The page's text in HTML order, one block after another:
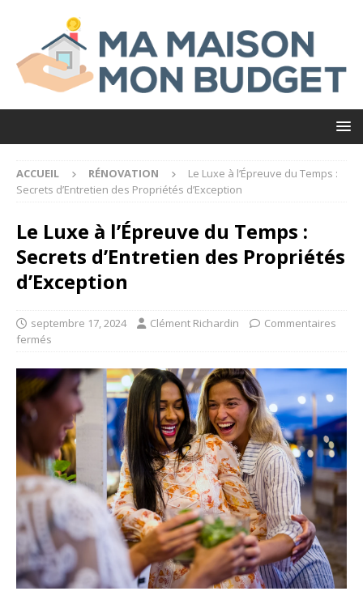
ACCUEIL RÉNOVATION
Le Luxe à l’Épreuve du Temps :
Secrets d’Entretien des Propriétés d’Exception
Le Luxe à l’Épreuve du Temps :
Secrets d’Entretien des Propriétés
d’Exception
septembre 17, 2024 Clément Richardin
Commentaires
fermés